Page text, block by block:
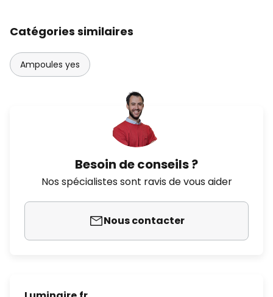
Catégories similaires
Ampoules yes
Besoin de conseils ?
Nos spécialistes sont ravis de vous aider
Nous contacter